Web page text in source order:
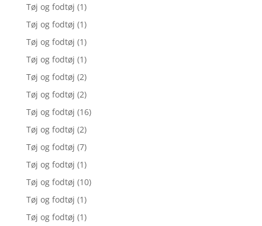
Tøj og fodtøj (1)
Tøj og fodtøj (1)
Tøj og fodtøj (1)
Tøj og fodtøj (1)
Tøj og fodtøj (2)
Tøj og fodtøj (2)
Tøj og fodtøj (16)
Tøj og fodtøj (2)
Tøj og fodtøj (7)
Tøj og fodtøj (1)
Tøj og fodtøj (10)
Tøj og fodtøj (1)
Tøj og fodtøj (1)